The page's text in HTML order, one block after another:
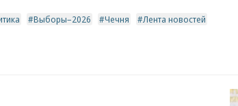
Выборы–2026 Чечня Лента новостей